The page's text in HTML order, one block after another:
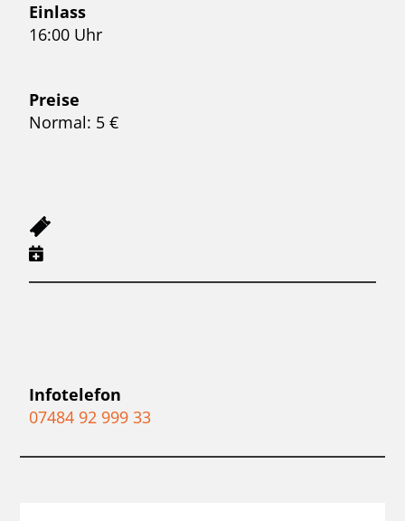
Einlass
16:00 Uhr
Preise
Normal: 5 €
Infotelefon
07484 92 999 33